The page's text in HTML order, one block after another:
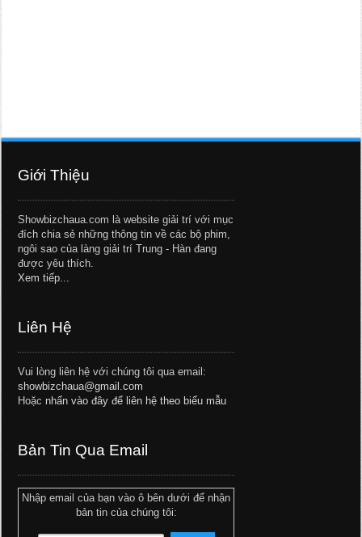
Giới Thiệu
Showbizchaua.com là website giải trí với mục
đích chia sẻ những thông tin về các bộ phim,
ngôi sao của làng giải trí Trung - Hàn đang
được yêu thích.
Xem tiếp...
Liên Hệ
Vui lòng liên hệ với chúng tôi qua email:
showbizchaua@gmail.com
Hoặc nhấn vào đây để liên hệ theo biểu mẫu
Bản Tin Qua Email
Nhập email của bạn vào ô bên dưới để nhận
bản tin của chúng tôi: